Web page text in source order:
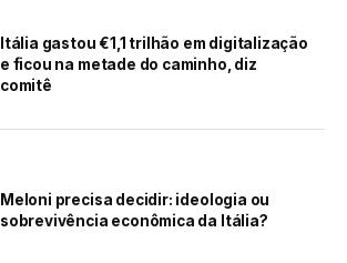
Itália gastou €1,1 trilhão em digitalização
e ficou na metade do caminho, diz
comitê
Meloni precisa decidir: ideologia ou
sobrevivência econômica da Itália?